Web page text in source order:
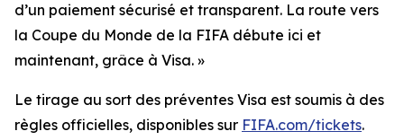
d’un paiement sécurisé et transparent. La route vers
la Coupe du Monde de la FIFA débute ici et
maintenant, grâce à Visa. »
Le tirage au sort des préventes Visa est soumis à des
règles officielles, disponibles sur FIFA.com/tickets.